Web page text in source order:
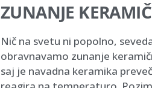
ZUNANJE
Nič na svetu ni popolno,
obravnavamo zunanje
saj je navadna keramika